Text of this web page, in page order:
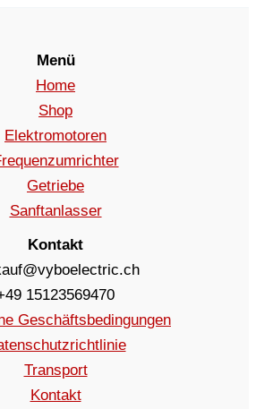
Menü
Home
Shop
Elektromotoren
Getriebe
Sanftanlasser
Kontakt
15123569470
Geschäftsbedingungen
Transport
Kontakt